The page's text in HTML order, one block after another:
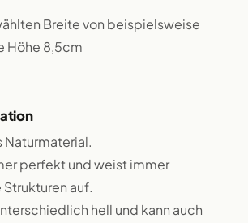
Breite von beispielsweise
Höhe 8,5cm
Naturmaterial.
perfekt und weist immer
auf.
hell und kann auch